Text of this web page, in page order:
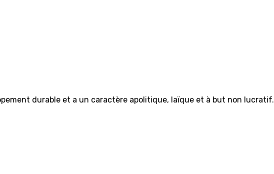
durable et a un caractère apolitique, laïque et à but non lucratif.